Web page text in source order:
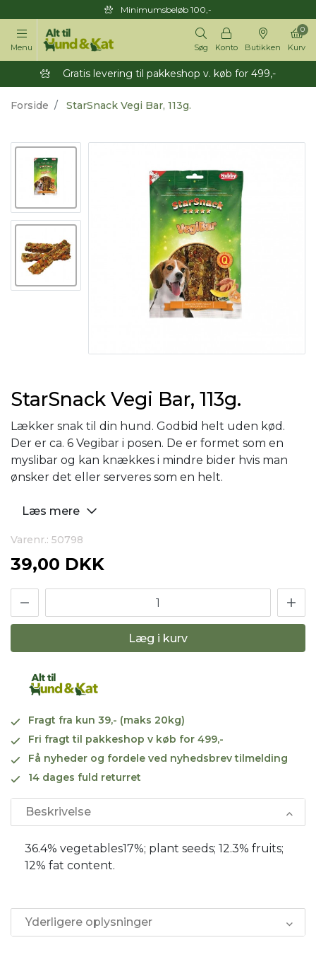
Minimumsbeløb 100,-
Menu Søg Konto Butikken Kurv
0
Gratis levering til pakkeshop v. køb for 499,-
Forside StarSnack Vegi Bar, 113g.
StarSnack Vegi Bar, 113g.
Lækker snak til din hund. Godbid helt uden kød.
Der er ca. 6 Vegibar i posen. De er formet som en
myslibar og kan knækkes i mindre bider hvis man
ønsker det eller serveres som en helt.
Læs mere
Varenr.: 50798
39,00 DKK
Læg i kurv
Fragt fra kun 39,- (maks 20kg)
Fri fragt til pakkeshop v køb for 499,-
Få nyheder og fordele ved nyhedsbrev tilmelding
14 dages fuld returret
Beskrivelse
36.4% vegetables17%; plant seeds; 12.3% fruits;
12% fat content.
Yderligere oplysninger